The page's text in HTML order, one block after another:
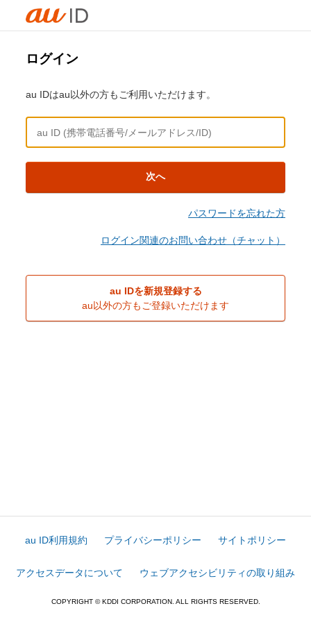
ログイン
au IDはau以外の方もご利用いただけます。
次へ
パスワードを忘れた方
ログイン関連のお問い合わせ（チャット）
au IDを新規登録する
au以外の方もご登録いただけます
au ID利用規約 プライバシーポリシー サイトポリシー
アクセスデータについて ウェブアクセシビリティの取り組み
COPYRIGHT © KDDI CORPORATION. ALL RIGHTS RESERVED.